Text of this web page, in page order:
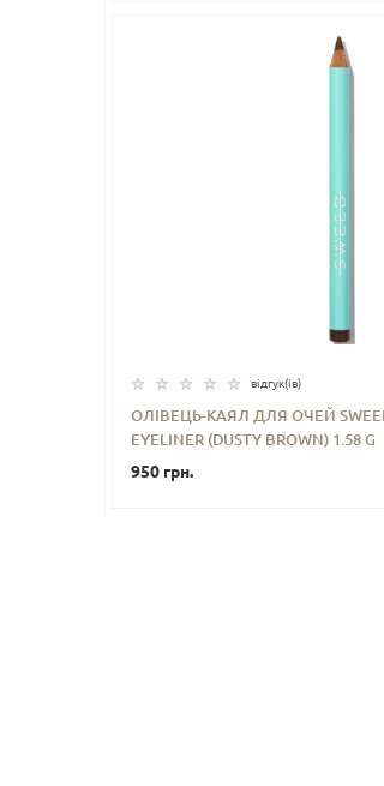
відгук(iв)
ОЛІВЕЦЬ-КАЯЛ ДЛЯ ОЧЕЙ ​SWEED
EYELINER (DUSTY BROWN) 1.58 G
950 грн.